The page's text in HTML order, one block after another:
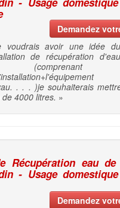
Demandez
voudrais avoir une idée
de récupération
. . . )je souhaiterais
4000 litres. »
Récupération eau
- Usage
Demandez